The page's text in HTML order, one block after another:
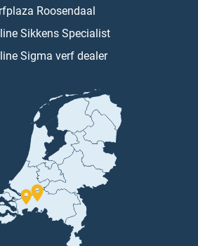
Roosendaal
Sikkens Specialist
Sigma verf dealer